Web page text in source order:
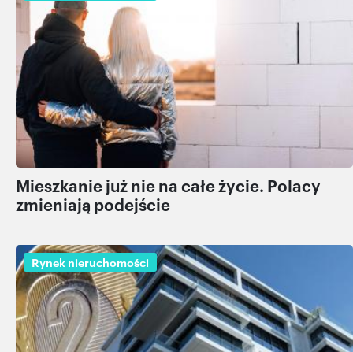
Mieszkanie już nie na całe życie. Polacy
zmieniają podejście
Rynek nieruchomości